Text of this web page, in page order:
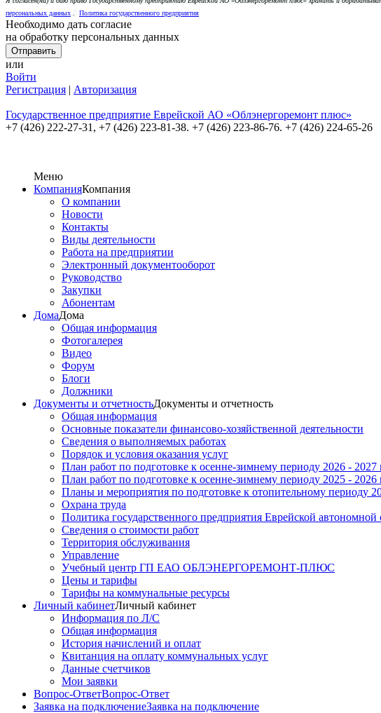
персональных данных
Политика государственного предприятия
Необходимо дать согласие
на обработку персональных данных
или
Войти
Регистрация | Авторизация
Государственное предприятие Еврейской АО «Облэнергоремонт плюс»
+7 (426) 222-27-31, +7 (426) 223-81-38. +7 (426) 223-86-76. +7 (426) 224-65-26
Меню
КомпанияКомпания
О компании
Новости
Контакты
Виды деятельности
Работа на предприятии
Электронный документооборот
Руководство
Закупки
Абонентам
ДомаДома
Общая информация
Фотогалерея
Видео
Форум
Блоги
Должники
Документы и отчетностьДокументы и отчетность
Общая информация
Основные показатели финансово-хозяйственной деятельности
Сведения о выполняемых работах
Порядок и условия оказания услуг
План работ по подготовке к осенне-зимнему периоду 2026 -
План работ по подготовке к осенне-зимнему периоду 2025 -
Планы и мероприятия по подготовке к отопительному
Охрана труда
Политика государственного предприятия Еврейской
Сведения о стоимости работ
Территория обслуживания
Управление
Учебный центр ГП ЕАО ОБЛЭНЕРГОРЕМОНТ-ПЛЮС
Цены и тарифы
Тарифы на коммунальные ресурсы
Личный кабинетЛичный кабинет
Информация по Л/С
Общая информация
История начислений и оплат
Квитанция на оплату коммунальных услуг
Данные счетчиков
Мои заявки
Вопрос-ОтветВопрос-Ответ
Заявка на подключениеЗаявка на подключение